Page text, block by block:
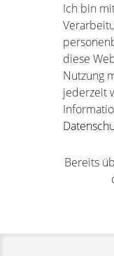
Ich bin
diese
Nutzung
jederzeit
Bereits